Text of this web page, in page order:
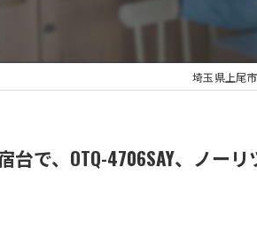
埼玉県上尾
台で、OTQ-4706SAY、ノー